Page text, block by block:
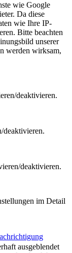
wie Google
Da diese
wie Ihre IP-
Bitte beachten
unserer
werden wirksam,
deaktivieren.
deaktivieren.
deaktivieren.
im Detail
ausgeblendet